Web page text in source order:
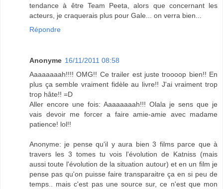
tendance à être Team Peeta, alors que concernant les
acteurs, je craquerais plus pour Gale... on verra bien...
Répondre
Anonyme 16/11/2011 08:58
Aaaaaaaah!!!! OMG!! Ce trailer est juste troooop bien!! En
plus ça semble vraiment fidèle au livre!! J'ai vraiment trop
trop hâte!! =D
Aller encore une fois: Aaaaaaaah!!! Olala je sens que je
vais devoir me forcer a faire amie-amie avec madame
patience! lol!!
Anonyme: je pense qu'il y aura bien 3 films parce que à
travers les 3 tomes tu vois l'évolution de Katniss (mais
aussi toute l'évolution de la situation autour) et en un film je
pense pas qu'on puisse faire transparaitre ça en si peu de
temps.. mais c'est pas une source sur, ce n'est que mon